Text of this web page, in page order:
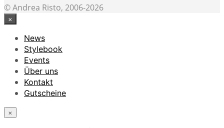
© Andrea Risto, 2006-2026
×
News
Stylebook
Events
Über uns
Kontakt
Gutscheine
×